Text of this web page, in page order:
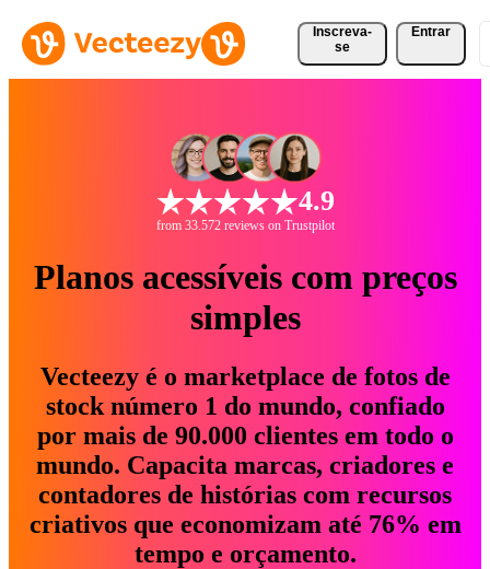
Inscreva-
se
Entrar
4.9
from 33.572 reviews on Trustpilot
Planos acessíveis com preços
simples
Vecteezy é o marketplace de fotos de
stock número 1 do mundo, confiado
por mais de 90.000 clientes em todo o
mundo. Capacita marcas, criadores e
contadores de histórias com recursos
criativos que economizam até 76% em
tempo e orçamento.